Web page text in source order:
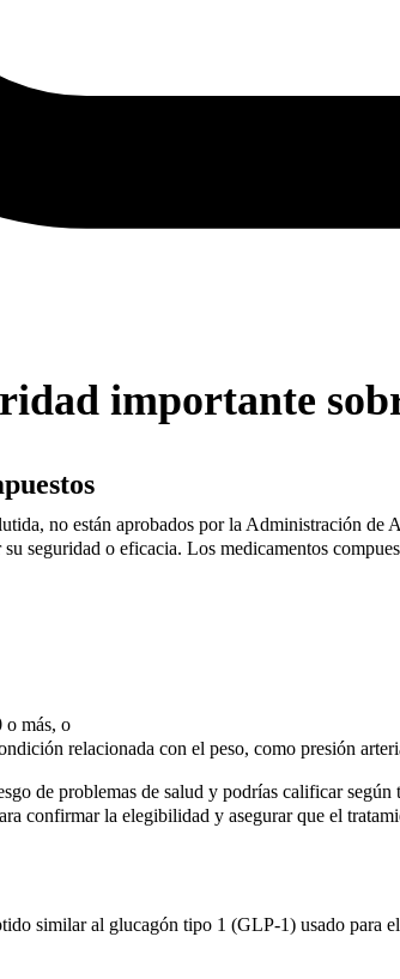
importante
no están aprobados por la Administración
seguridad o eficacia. Los medicamentos
o más, o
relacionada con el peso, como presión
de problemas de salud y podrías calificar
confirmar la elegibilidad y asegurar que el
similar al glucagón tipo 1 (GLP-1) usado